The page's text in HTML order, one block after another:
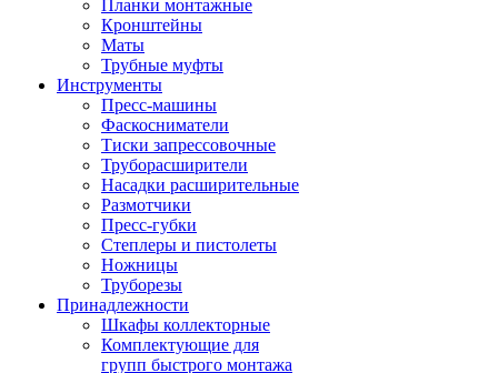
Планки монтажные
Кронштейны
Маты
Трубные муфты
Инструменты
Пресс-машины
Фаскосниматели
Тиски запрессовочные
Труборасширители
Насадки расширительные
Размотчики
Пресс-губки
Степлеры и пистолеты
Ножницы
Труборезы
Принадлежности
Шкафы коллекторные
Комплектующие для
групп быстрого монтажа